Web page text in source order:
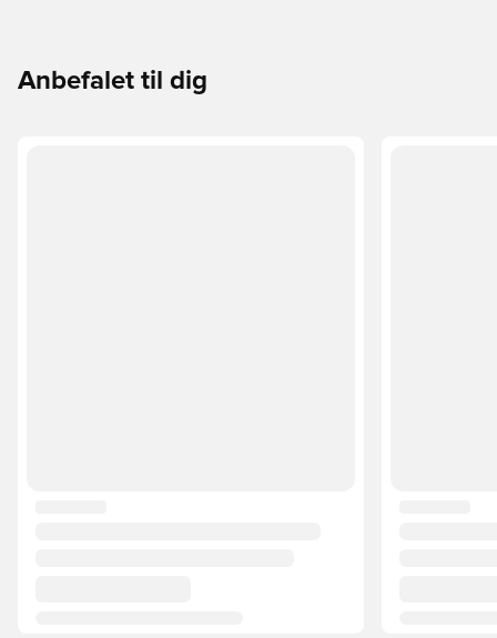
Anbefalet til dig